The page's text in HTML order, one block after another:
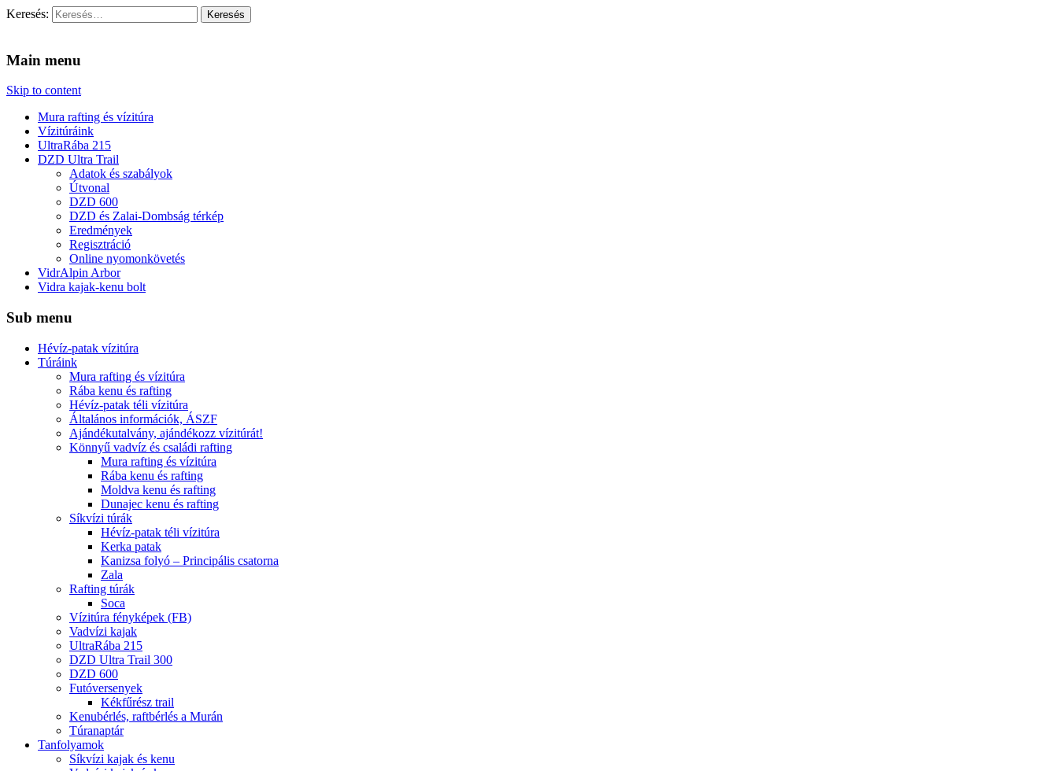
Keresés:
Main menu
Skip to content
Mura rafting és vízitúra
Vízitúráink
UltraRába 215
DZD Ultra Trail
Adatok és szabályok
Útvonal
DZD 600
DZD és Zalai-Dombság térkép
Eredmények
Regisztráció
Online nyomonkövetés
VidrAlpin Arbor
Vidra kajak-kenu bolt
Sub menu
Hévíz-patak vízitúra
Túráink
Mura rafting és vízitúra
Rába kenu és rafting
Hévíz-patak téli vízitúra
Általános információk, ÁSZF
Ajándékutalvány, ajándékozz vízitúrát!
Könnyű vadvíz és családi rafting
Mura rafting és vízitúra
Rába kenu és rafting
Moldva kenu és rafting
Dunajec kenu és rafting
Síkvízi túrák
Hévíz-patak téli vízitúra
Kerka patak
Kanizsa folyó – Principális csatorna
Zala
Rafting túrák
Soca
Vízitúra fényképek (FB)
Vadvízi kajak
UltraRába 215
DZD Ultra Trail 300
DZD 600
Futóversenyek
Kékfűrész trail
Kenubérlés, raftbérlés a Murán
Túranaptár
Tanfolyamok
Síkvízi kajak és kenu